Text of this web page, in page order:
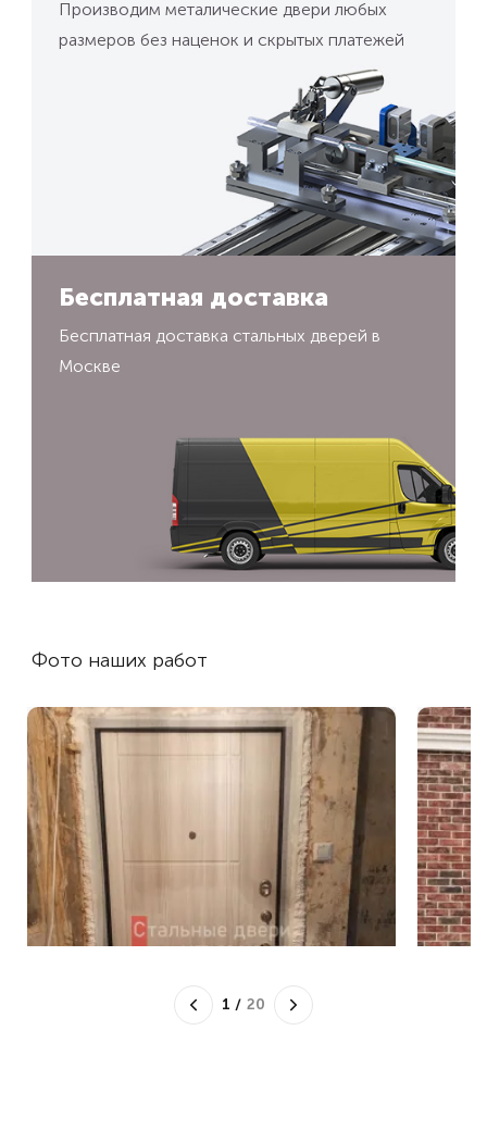
Производим металические двери любых
размеров без наценок и скрытых платежей
Бесплатная доставка
Бесплатная доставка стальных дверей в
Москве
Фото наших работ
1 / 20